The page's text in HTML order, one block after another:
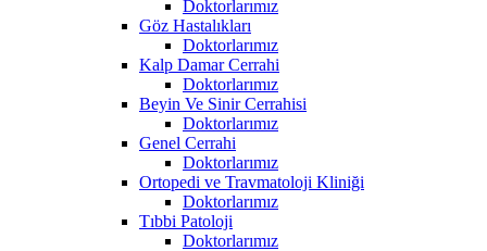
Doktorlarımız
Göz Hastalıkları
Doktorlarımız
Kalp Damar Cerrahi
Doktorlarımız
Beyin Ve Sinir Cerrahisi
Doktorlarımız
Genel Cerrahi
Doktorlarımız
Ortopedi ve Travmatoloji Kliniği
Doktorlarımız
Tıbbi Patoloji
Doktorlarımız